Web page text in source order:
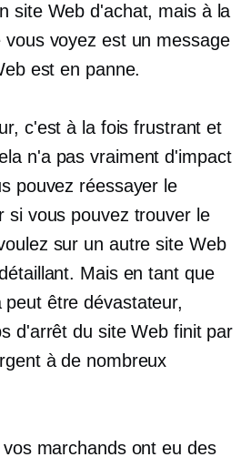
site Web d'achat, mais à la
voyez est un message
est en panne.
c'est à la fois frustrant et
n'a pas vraiment d'impact
pouvez réessayer le
si vous pouvez trouver le
sur un autre site Web
Mais en tant que
être dévastateur,
d'arrêt du site Web finit par
à de nombreux
marchands ont eu des